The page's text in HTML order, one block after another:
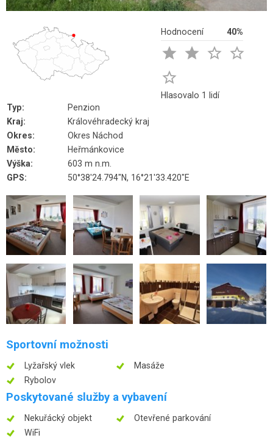
Hodnocení 40%
   

Hlasovalo 1 lidí
Typ:
Penzion
Kraj:
Královéhradecký kraj
Okres:
Okres Náchod
Město:
Heřmánkovice
Výška:
603 m n.m.
GPS:
50°38'24.794"N, 16°21'33.420"E
Sportovní možnosti
Lyžařský vlek
Masáže
Rybolov
Poskytované služby a vybavení
Nekuřácký objekt
Otevřené parkování
WiFi